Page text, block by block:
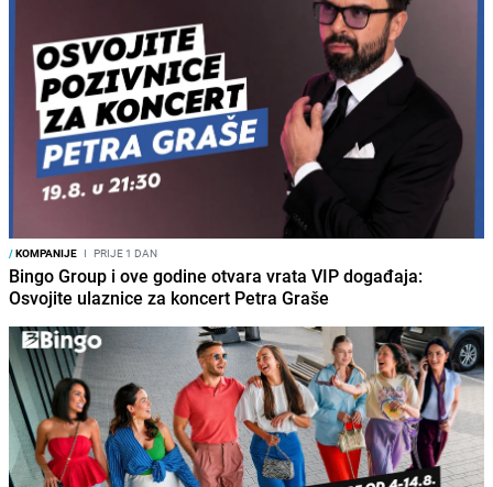
/KOMPANIJE I PRIJE 1 DAN
Bingo Group i ove godine otvara vrata VIP događaja:
Osvojite ulaznice za koncert Petra Graše